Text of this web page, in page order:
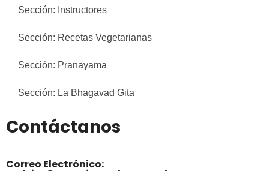
Sección: Instructores
Sección: Recetas Vegetarianas
Sección: Pranayama
Sección: La Bhagavad Gita
Contáctanos
Correo Electrónico: